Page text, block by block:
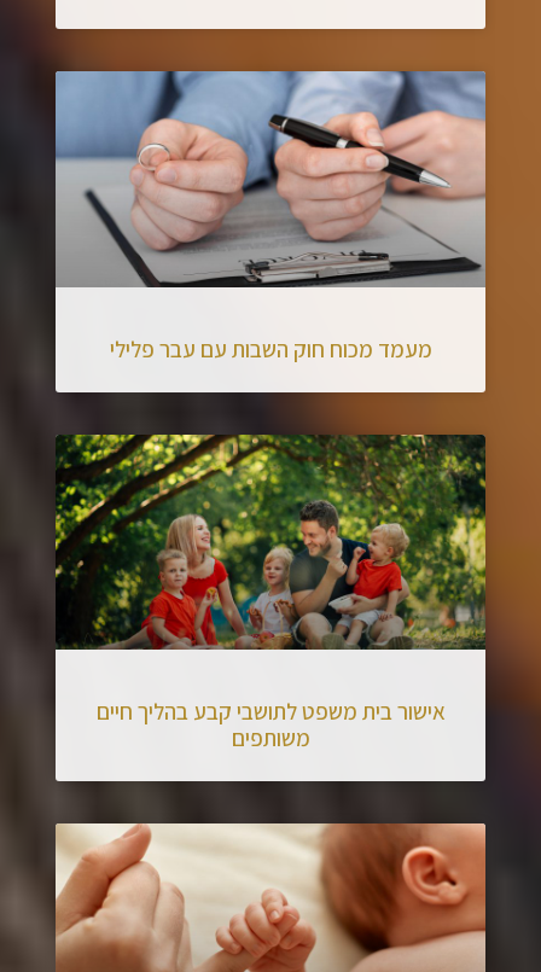
מעמד מכוח חוק השבות עם עבר פלילי
אישור בית משפט לתושבי קבע בהליך חיים
משותפים